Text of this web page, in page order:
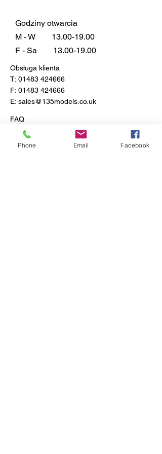
Godziny otwarcia
M - W
13.00-19.00
F - Sa
13.00-19.00
Obsługa klienta
T: 01483 424666
F: 01483 424666
E: sales@135models.co.uk
FAQ
Dostawa i zwroty
Zasady sklepu
Phone Email Facebook